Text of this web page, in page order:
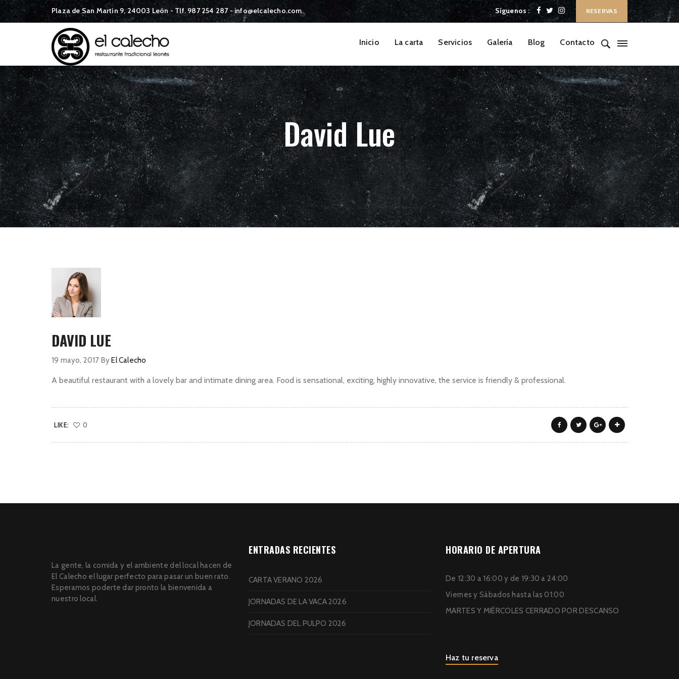
Plaza de San Martín 9, 24003 León - Tlf. 987 254 287 - info@elcalecho.com Síguenos : RESERVAS
Inicio La carta Servicios Galería Blog Contacto
David Lue
DAVID LUE
19 mayo, 2017 ByEl Calecho
A beautiful restaurant with a lovely bar and intimate dining area. Food is sensational, exciting, highly innovative, the service is friendly & professional.
LIKE: 0
La gente, la comida y el ambiente del local hacen de
El Calecho el lugar perfecto para pasar un buen rato.
Esperamos poderte dar pronto la bienvenida a
nuestro local.
ENTRADAS RECIENTES
CARTA VERANO 2026
JORNADAS DE LA VACA 2026
JORNADAS DEL PULPO 2026
HORARIO DE APERTURA
De 12:30 a 16:00 y de 19:30 a 24:00
Viernes y Sábados hasta las 01:00
MARTES Y MIÉRCOLES CERRADO POR DESCANSO
Haz tu reserva